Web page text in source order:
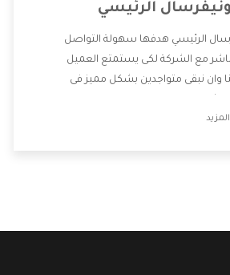
الرئيسي
الرئيسي هدفها سهولة التواصل
مع الشركة لكى يستمتع العميل
وان نبقى متواجدين بشكل مميز فى
بالخدمات التى تنفرد الشركة بها